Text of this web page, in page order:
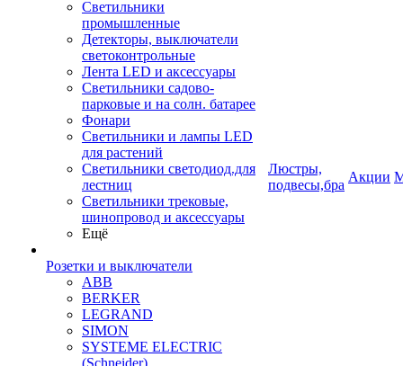
Светильники
промышленные
Детекторы, выключатели
светоконтрольные
Лента LED и аксессуары
Светильники садово-
парковые и на солн. батарее
Фонари
Светильники и лампы LED
для растений
Светильники светодиод.для
лестниц
Светильники трековые,
шинопровод и аксессуары
Ещё
Розетки и выключатели
ABB
BERKER
LEGRAND
SIMON
SYSTEME ELECTRIC
Люстры,
подвесы,бра
Акции